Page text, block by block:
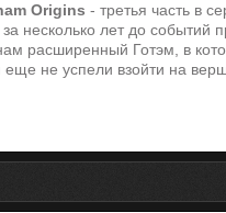
Origins - третья часть в
за несколько лет до
расширенный Готэм, в
еще не успели взойти на